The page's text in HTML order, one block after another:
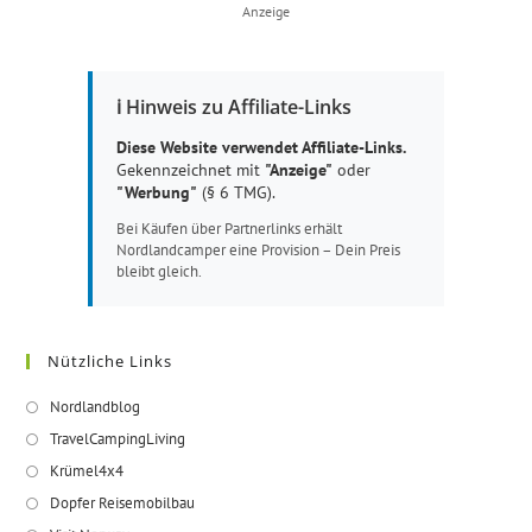
Anzeige
ℹ️ Hinweis zu Affiliate-Links
Diese Website verwendet Affiliate-Links.
Gekennzeichnet mit "Anzeige" oder
"Werbung" (§ 6 TMG).
Bei Käufen über Partnerlinks erhält
Nordlandcamper eine Provision – Dein Preis
bleibt gleich.
Nützliche Links
Nordlandblog
in
new
TravelCampingLiving
a
Krümel4x4Opens
in
Dopfer Reisemobilbau